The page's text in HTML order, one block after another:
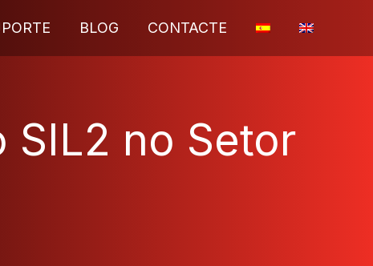
BLOG CONTACTE
SIL2 no Setor